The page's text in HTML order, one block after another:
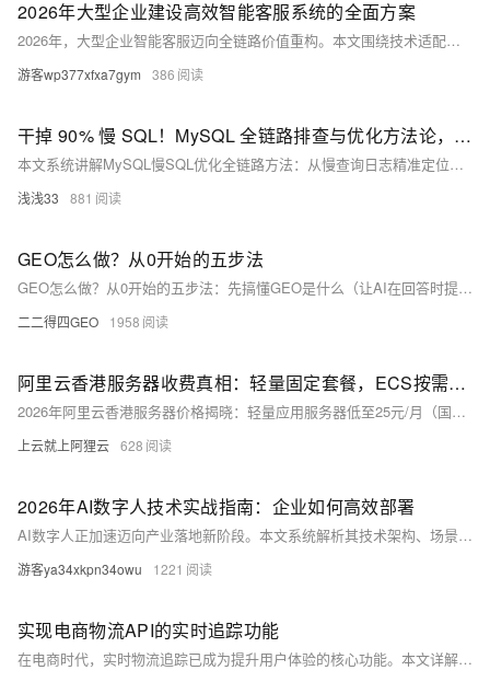
2026年大型企业建设高效智能客服系统的全面方案
2026年，大型企业智能客服迈向全链路价值重构。本文围绕技术适配、场景覆盖、合规安全与生态协同四大维度，结合瓴羊Quick Service等头部方案实践，提供从需求定位到落地运维的全流程指南，助力企业实现智能化升级与业务增值。
游客wp377xfxa7gym 386
干掉 90% 慢 SQL！MySQL 全链路排查与优化方法论，从执行计划到表结构全拆解
本文系统讲解MySQL慢SQL优化全链路方法：从慢查询日志精准定位、EXPLAIN执行计划深度解析，到10大索引失效场景根因拆解、8大SQL改写实战技巧；涵盖表结构设计规范与Java层防控实践，强调“先定位、再看执行计划、后优化”，助力开发者高效解决80%以上数据库性能瓶颈。
浅浅33 881
GEO怎么做？从0开始的五步法
GEO怎么做？从0开始的五步法：先搞懂GEO是什么（让AI在回答时提到你），再选对平台（公众号、问一问、知乎、搜狐号、小红书），然后写AI友好的内容（开头给结论、小标题分段、结尾加FAQ），发出去等收录，最后测效果优化。0成本起步，边学边做。我是二二得四，正在从头学GEO。
二二得四GEO 1958
阿里云香港服务器收费真相：轻量固定套餐，ECS按需计费更灵活
2026年阿里云香港服务器价格揭晓：轻量应用服务器低至25元/月（国际型，2核0.5G），ECS按需计费灵活——经济型e实例仅0.1382元/小时起；带宽、系统盘单独计费，支持CN2优化线路。新老用户同享爆款优惠，如99元/年ECS、199元/年u1实例等，实测省钱有门道。（239字）
上云就上阿狸云 628
2026年AI数字人技术实战指南：企业如何高效部署
AI数字人正加速迈向产业落地新阶段。本文系统解析其技术架构、场景匹配与实现路径，涵盖自研引擎、云平台应用及垂直领域实践，助开发者、创作者与企业把握技术红利，规避常见误区，布局未来人格化、轻量化与合规化发展方向。
游客ya34xkpn34owu 1221
实现电商物流API的实时追踪功能
在电商时代，实时物流追踪已成为提升用户体验的核心功能。本文详解如何通过物流API实现包裹位置追踪、ETA计算及数据优化，涵盖API集成、后端处理、前端展示与性能调优，助力构建高效可靠的追踪系统，提升用户信任与满意度。